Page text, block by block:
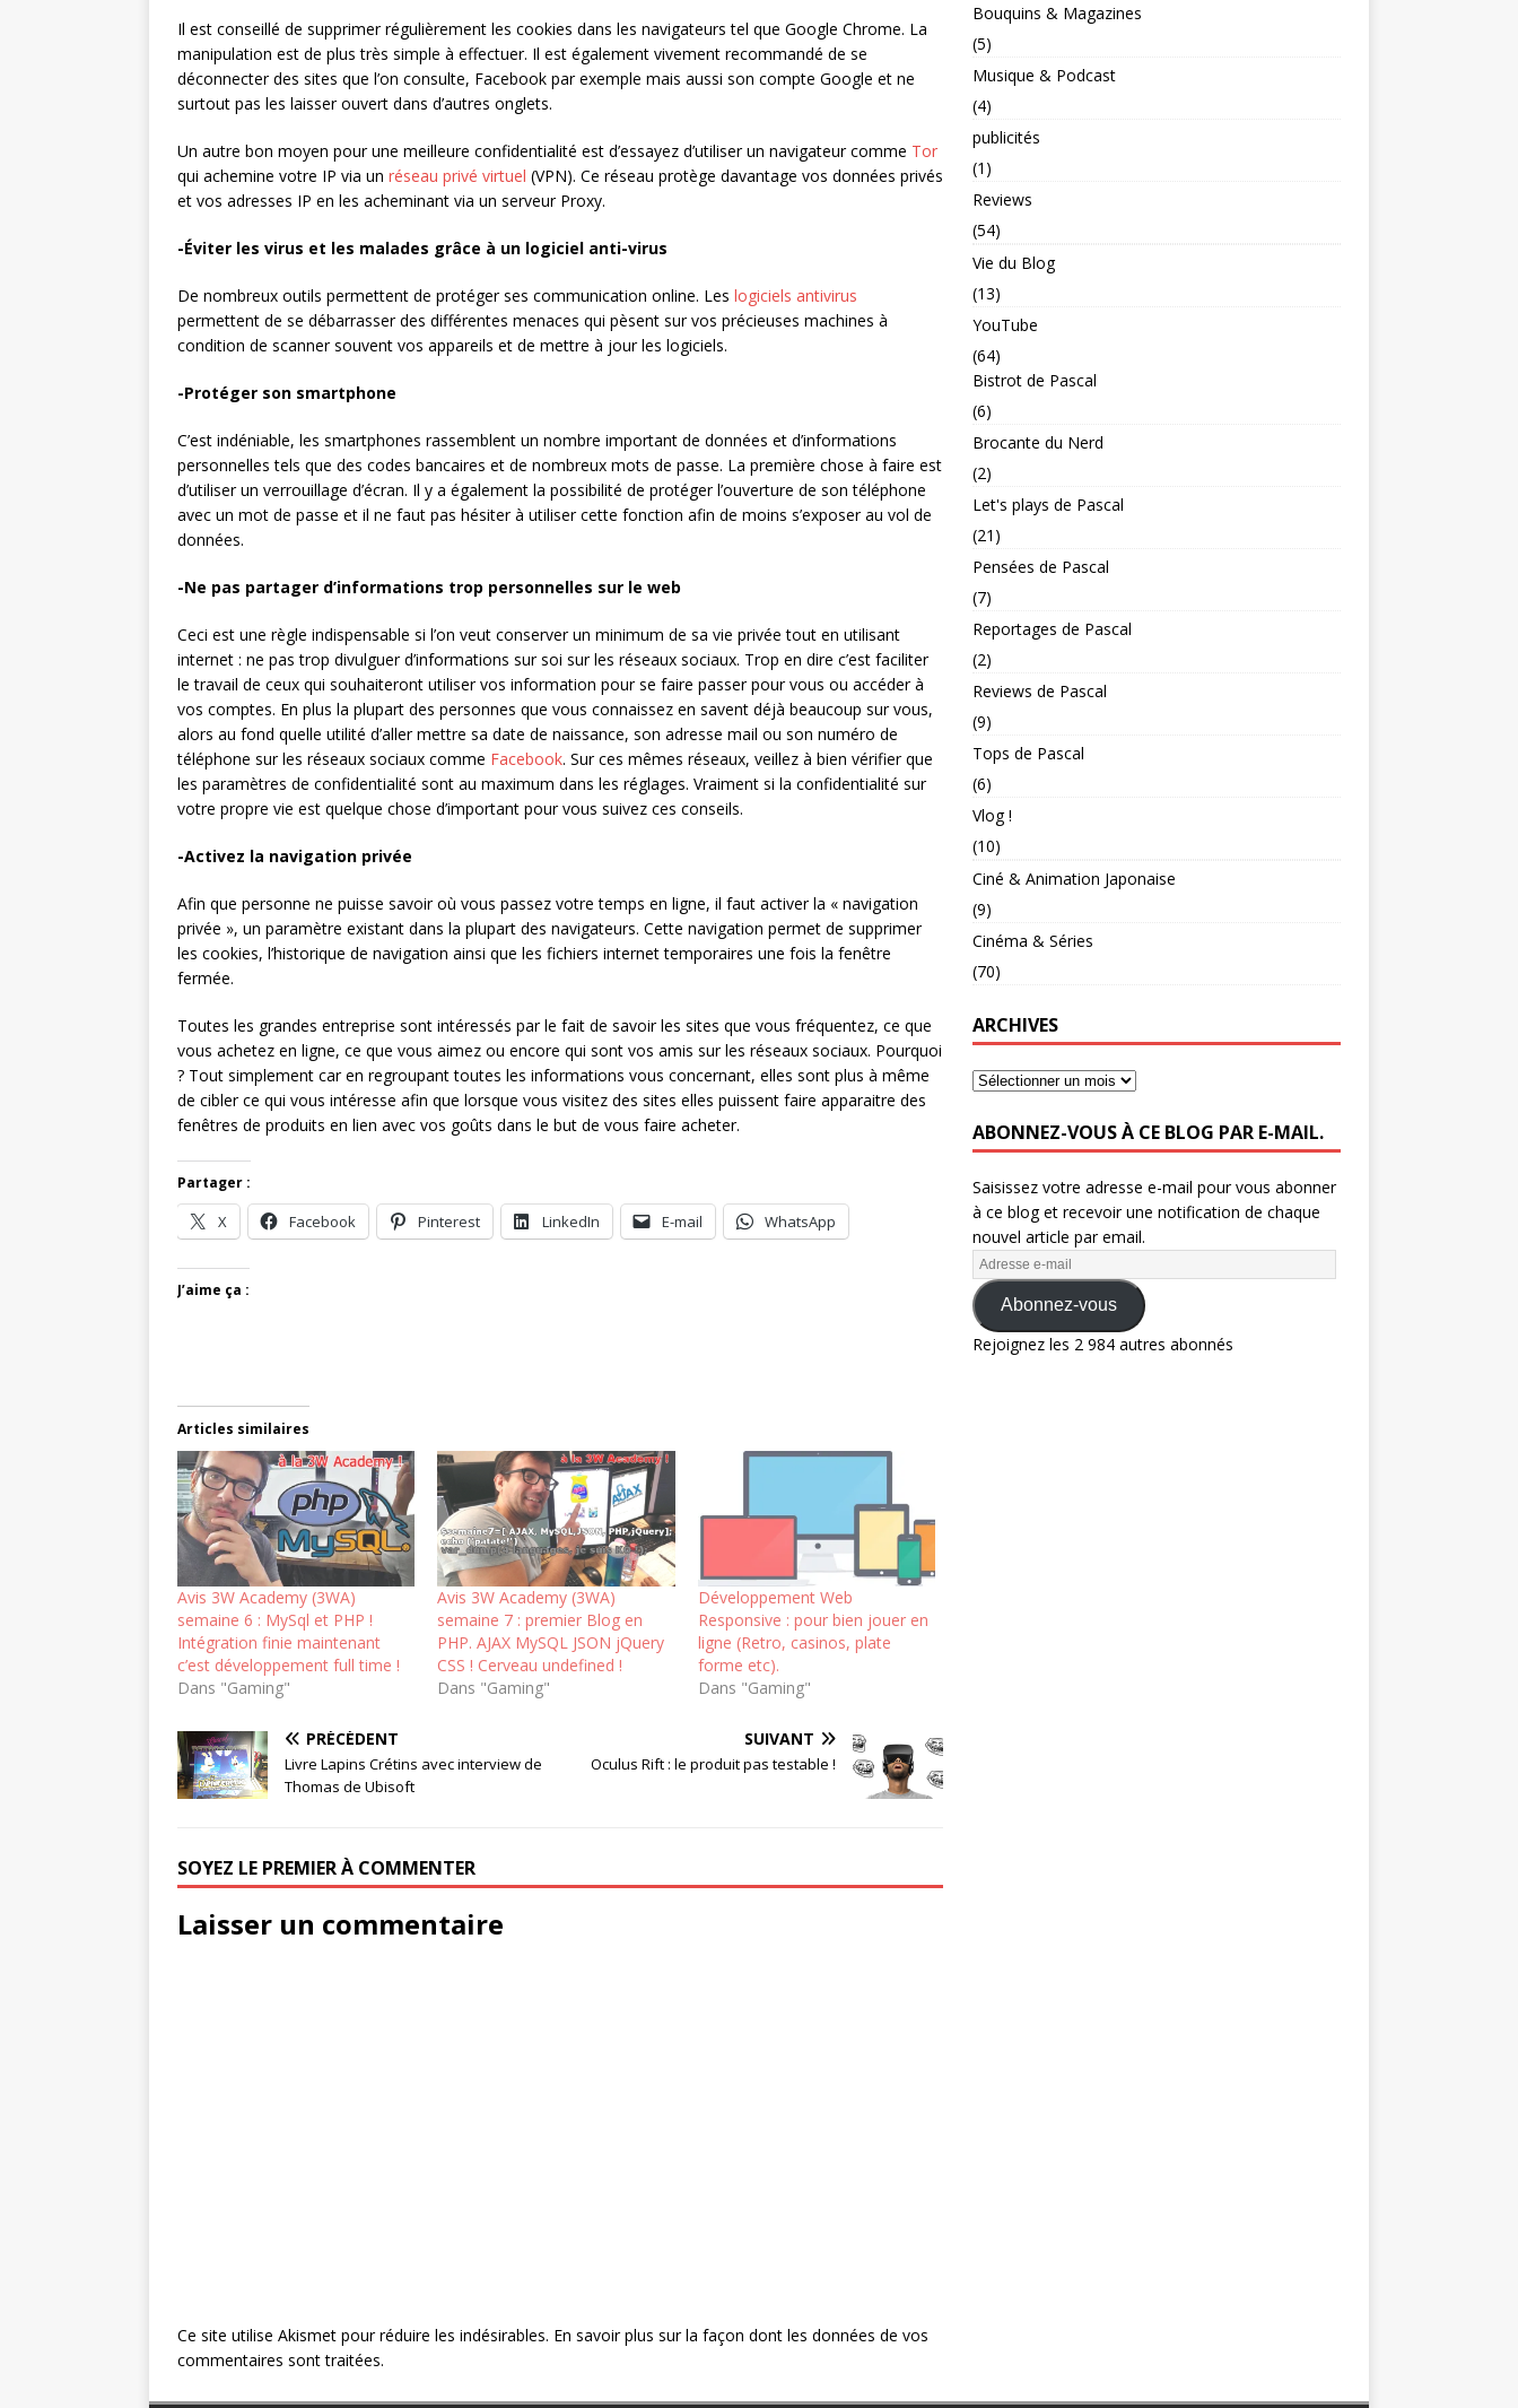
Il est conseillé de supprimer régulièrement les cookies dans les navigateurs tel que Google Chrome. La
manipulation est de plus très simple à effectuer. Il est également vivement recommandé de se
déconnecter des sites que l’on consulte, Facebook par exemple mais aussi son compte Google et ne
surtout pas les laisser ouvert dans d’autres onglets.
Un autre bon moyen pour une meilleure confidentialité est d’essayez d’utiliser un navigateur comme Tor
qui achemine votre IP via un réseau privé virtuel (VPN). Ce réseau protège davantage vos données privés
et vos adresses IP en les acheminant via un serveur Proxy.
-Éviter les virus et les malades grâce à un logiciel anti-virus
De nombreux outils permettent de protéger ses communication online. Les logiciels antivirus
permettent de se débarrasser des différentes menaces qui pèsent sur vos précieuses machines à
condition de scanner souvent vos appareils et de mettre à jour les logiciels.
-Protéger son smartphone
C’est indéniable, les smartphones rassemblent un nombre important de données et d’informations
personnelles tels que des codes bancaires et de nombreux mots de passe. La première chose à faire est
d’utiliser un verrouillage d’écran. Il y a également la possibilité de protéger l’ouverture de son téléphone
avec un mot de passe et il ne faut pas hésiter à utiliser cette fonction afin de moins s’exposer au vol de
données.
-Ne pas partager d’informations trop personnelles sur le web
Ceci est une règle indispensable si l’on veut conserver un minimum de sa vie privée tout en utilisant
internet : ne pas trop divulguer d’informations sur soi sur les réseaux sociaux. Trop en dire c’est faciliter
le travail de ceux qui souhaiteront utiliser vos information pour se faire passer pour vous ou accéder à
vos comptes. En plus la plupart des personnes que vous connaissez en savent déjà beaucoup sur vous,
alors au fond quelle utilité d’aller mettre sa date de naissance, son adresse mail ou son numéro de
téléphone sur les réseaux sociaux comme Facebook. Sur ces mêmes réseaux, veillez à bien vérifier que
les paramètres de confidentialité sont au maximum dans les réglages. Vraiment si la confidentialité sur
votre propre vie est quelque chose d’important pour vous suivez ces conseils.
-Activez la navigation privée
Afin que personne ne puisse savoir où vous passez votre temps en ligne, il faut activer la « navigation
privée », un paramètre existant dans la plupart des navigateurs. Cette navigation permet de supprimer
les cookies, l’historique de navigation ainsi que les fichiers internet temporaires une fois la fenêtre
fermée.
Toutes les grandes entreprise sont intéressés par le fait de savoir les sites que vous fréquentez, ce que
vous achetez en ligne, ce que vous aimez ou encore qui sont vos amis sur les réseaux sociaux. Pourquoi
? Tout simplement car en regroupant toutes les informations vous concernant, elles sont plus à même
de cibler ce qui vous intéresse afin que lorsque vous visitez des sites elles puissent faire apparaitre des
fenêtres de produits en lien avec vos goûts dans le but de vous faire acheter.
Partager :
X Facebook Pinterest LinkedIn E-mail WhatsApp
J’aime ça :
Articles similaires
Avis 3W Academy (3WA)
semaine 6 : MySql et PHP !
Intégration finie maintenant
c’est développement full time !
Dans "Gaming"
Avis 3W Academy (3WA)
semaine 7 : premier Blog en
PHP. AJAX MySQL JSON jQuery
CSS ! Cerveau undefined !
Dans "Gaming"
Développement Web
Responsive : pour bien jouer en
ligne (Retro, casinos, plate
forme etc).
Dans "Gaming"
PRÉCÉDENT
Livre Lapins Crétins avec interview de
Thomas de Ubisoft
SUIVANT
Oculus Rift : le produit pas testable !
SOYEZ LE PREMIER À COMMENTER
Laisser un commentaire
Ce site utilise Akismet pour réduire les indésirables. En savoir plus sur la façon dont les données de vos
commentaires sont traitées.
Bouquins & Magazines
(5)
Musique & Podcast
(4)
publicités
(1)
Reviews
(54)
Vie du Blog
(13)
YouTube
(64)
Bistrot de Pascal
(6)
Brocante du Nerd
(2)
Let's plays de Pascal
(21)
Pensées de Pascal
(7)
Reportages de Pascal
(2)
Reviews de Pascal
(9)
Tops de Pascal
(6)
Vlog !
(10)
Ciné & Animation Japonaise
(9)
Cinéma & Séries
(70)
ARCHIVES
ABONNEZ-VOUS À CE BLOG PAR E-MAIL.
Saisissez votre adresse e-mail pour vous abonner
à ce blog et recevoir une notification de chaque
nouvel article par email.
Abonnez-vous
Rejoignez les 2 984 autres abonnés